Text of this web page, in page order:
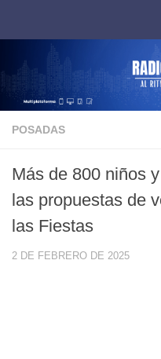
POSADAS
Más de 800 niños
las propuestas de
las Fiestas
2 DE FEBRERO DE 2025